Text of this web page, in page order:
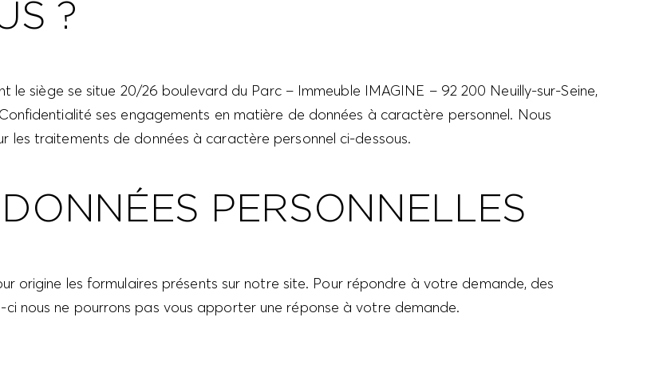
?
le siège se situe 20/26 boulevard du Parc – Immeuble IMAGINE – 92 200 Neuilly-sur-Seine,
ses engagements en matière de données à caractère personnel. Nous
traitements de données à caractère personnel ci-dessous.
PERSONNELLES
origine les formulaires présents sur notre site. Pour répondre à votre demande, des
nous ne pourrons pas vous apporter une réponse à votre demande.